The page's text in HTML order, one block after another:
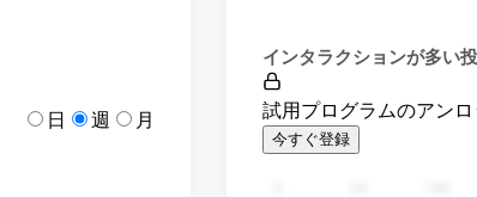
日 週 月
インタラクションが多い
試用プログラムのアンロ
今すぐ登録